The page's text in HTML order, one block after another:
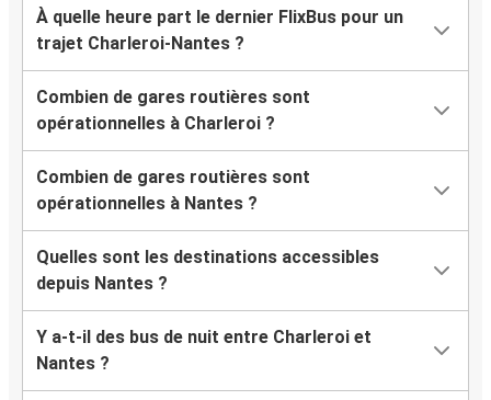
À quelle heure part le dernier FlixBus pour un
trajet Charleroi-Nantes ?
Combien de gares routières sont
opérationnelles à Charleroi ?
Combien de gares routières sont
opérationnelles à Nantes ?
Quelles sont les destinations accessibles
depuis Nantes ?
Y a-t-il des bus de nuit entre Charleroi et
Nantes ?